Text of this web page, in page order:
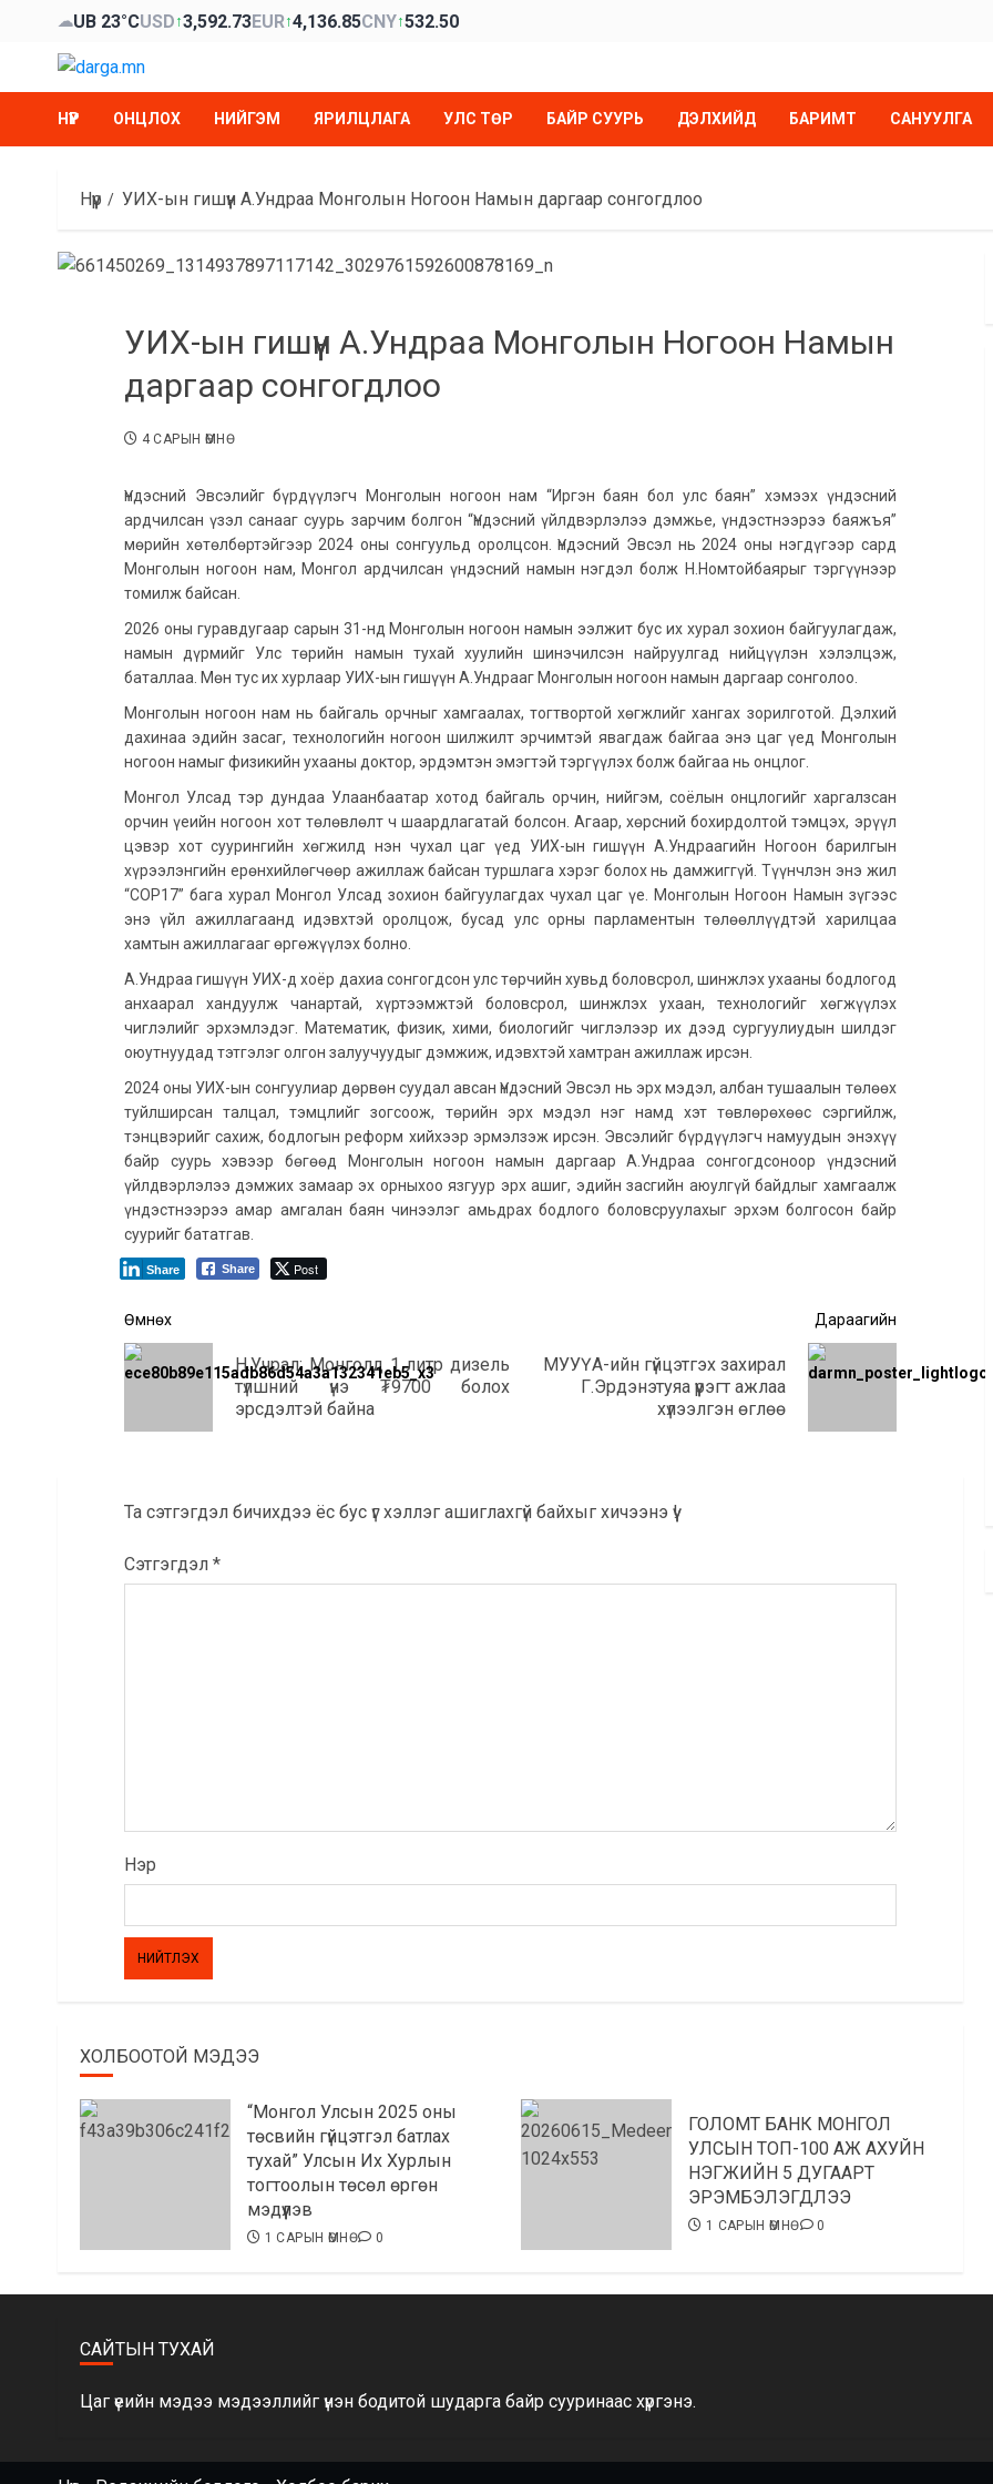
☁UB 23°CUSD↑3,592.73EUR↑4,136.85CNY↑532.50
НҮҮР ОНЦЛОХ НИЙГЭМ ЯРИЛЦЛАГА УЛС ТӨР БАЙР СУУРЬ ДЭЛХИЙД БАРИМТ САНУУЛГА
Нүүр УИХ-ын гишүүн А.Ундраа Монголын Ногоон Намын даргаар сонгогдлоо
УИХ-ын гишүүн А.Ундраа Монголын Ногоон Намын
даргаар сонгогдлоо
4 САРЫН ӨМНӨ
Үндэсний Эвсэлийг бүрдүүлэгч Монголын ногоон нам “Иргэн баян бол улс баян” хэмээх үндэсний
ардчилсан үзэл санааг суурь зарчим болгон “Үндэсний үйлдвэрлэлээ дэмжье, үндэстнээрээ баяжъя”
мөрийн хөтөлбөртэйгээр 2024 оны сонгуульд оролцсон. Үндэсний Эвсэл нь 2024 оны нэгдүгээр сард
Монголын ногоон нам, Монгол ардчилсан үндэсний намын нэгдэл болж Н.Номтойбаярыг тэргүүнээр
томилж байсан.
2026 оны гуравдугаар сарын 31-нд Монголын ногоон намын ээлжит бус их хурал зохион байгуулагдаж,
намын дүрмийг Улс төрийн намын тухай хуулийн шинэчилсэн найруулгад нийцүүлэн хэлэлцэж,
баталлаа. Мөн тус их хурлаар УИХ-ын гишүүн А.Ундрааг Монголын ногоон намын даргаар сонголоо.
Монголын ногоон нам нь байгаль орчныг хамгаалах, тогтвортой хөгжлийг хангах зорилготой. Дэлхий
дахинаа эдийн засаг, технологийн ногоон шилжилт эрчимтэй явагдаж байгаа энэ цаг үед Монголын
ногоон намыг физикийн ухааны доктор, эрдэмтэн эмэгтэй тэргүүлэх болж байгаа нь онцлог.
Монгол Улсад тэр дундаа Улаанбаатар хотод байгаль орчин, нийгэм, соёлын онцлогийг харгалзсан
орчин үеийн ногоон хот төлөвлөлт ч шаардлагатай болсон. Агаар, хөрсний бохирдолтой тэмцэх, эрүүл
цэвэр хот суурингийн хөгжилд нэн чухал цаг үед УИХ-ын гишүүн А.Ундраагийн Ногоон барилгын
хүрээлэнгийн ерөнхийлөгчөөр ажиллаж байсан туршлага хэрэг болох нь дамжиггүй. Түүнчлэн энэ жил
“COP17” бага хурал Монгол Улсад зохион байгуулагдах чухал цаг үе. Монголын Ногоон Намын зүгээс
энэ үйл ажиллагаанд идэвхтэй оролцож, бусад улс орны парламентын төлөөллүүдтэй харилцаа
хамтын ажиллагааг өргөжүүлэх болно.
А.Ундраа гишүүн УИХ-д хоёр дахиа сонгогдсон улс төрчийн хувьд боловсрол, шинжлэх ухааны бодлогод
анхаарал хандуулж чанартай, хүртээмжтэй боловсрол, шинжлэх ухаан, технологийг хөгжүүлэх
чиглэлийг эрхэмлэдэг. Математик, физик, хими, биологийг чиглэлээр их дээд сургуулиудын шилдэг
оюутнуудад тэтгэлэг олгон залуучуудыг дэмжиж, идэвхтэй хамтран ажиллаж ирсэн.
2024 оны УИХ-ын сонгуулиар дөрвөн суудал авсан Үндэсний Эвсэл нь эрх мэдэл, албан тушаалын төлөөх
туйлширсан талцал, тэмцлийг зогсоож, төрийн эрх мэдэл нэг намд хэт төвлөрөхөөс сэргийлж,
тэнцвэрийг сахиж, бодлогын реформ хийхээр эрмэлзэж ирсэн. Эвсэлийг бүрдүүлэгч намуудын энэхүү
байр суурь хэвээр бөгөөд Монголын ногоон намын даргаар А.Ундраа сонгогдсоноор үндэсний
үйлдвэрлэлээ дэмжих замаар эх орныхоо язгуур эрх ашиг, эдийн засгийн аюулгүй байдлыг хамгаалж
үндэстнээрээ амар амгалан баян чинээлэг амьдрах бодлого боловсруулахыг эрхэм болгосон байр
суурийг бататгав.
Share Post
Share
Post
navigation
Өмнөх
Өмнөх
Н.Учрал: Монголд 1 литр дизель
түлшний үнэ ₮9700 болох
эрсдэлтэй байна
Дараагийн
Дараагийн
МУУҮА-ийн гүйцэтгэх захирал
Г.Эрдэнэтуяа үүрэгт ажлаа
хүлээлгэн өглөө
Та сэтгэгдэл бичихдээ ёс бус үг хэллэг ашиглахгүй байхыг хичээнэ үү!
Сэтгэгдэл *
Нэр
ХОЛБООТОЙ МЭДЭЭ
“Монгол Улсын 2025 оны
төсвийн гүйцэтгэл батлах
тухай” Улсын Их Хурлын
тогтоолын төсөл өргөн
мэдүүлэв
1 САРЫН ӨМНӨ 0
ГОЛОМТ БАНК МОНГОЛ
УЛСЫН ТОП-100 АЖ АХУЙН
НЭГЖИЙН 5 ДУГААРТ
ЭРЭМБЭЛЭГДЛЭЭ
1 САРЫН ӨМНӨ 0
САЙТЫН ТУХАЙ
Цаг үеийн мэдээ мэдээллийг үнэн бодитой шударга байр сууринаас хүргэнэ.